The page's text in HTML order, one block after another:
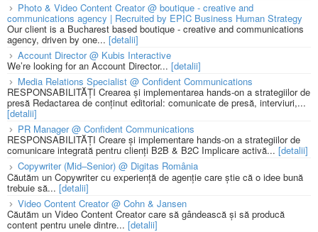
Photo & Video Content Creator @ boutique - creative and
communications agency | Recruited by EPIC Business Human Strategy
Our client is a Bucharest based boutique - creative and communications
agency, driven by one... [detalii]
Account Director @ Kubis Interactive
We’re looking for an Account Director... [detalii]
Media Relations Specialist @ Confident Communications
RESPONSABILITĂȚI Crearea și implementarea hands-on a strategiilor de
presă Redactarea de conținut editorial: comunicate de presă, interviuri,...
[detalii]
PR Manager @ Confident Communications
RESPONSABILITĂȚI Creare și implementare hands-on a strategiilor de
comunicare integrată pentru clienți B2B & B2C Implicare activă... [detalii]
Copywriter (Mid–Senior) @ Digitas România
Căutăm un Copywriter cu experiență de agenție care știe că o idee bună
trebuie să... [detalii]
Video Content Creator @ Cohn & Jansen
Căutăm un Video Content Creator care să gândească și să producă
content pentru unele dintre... [detalii]